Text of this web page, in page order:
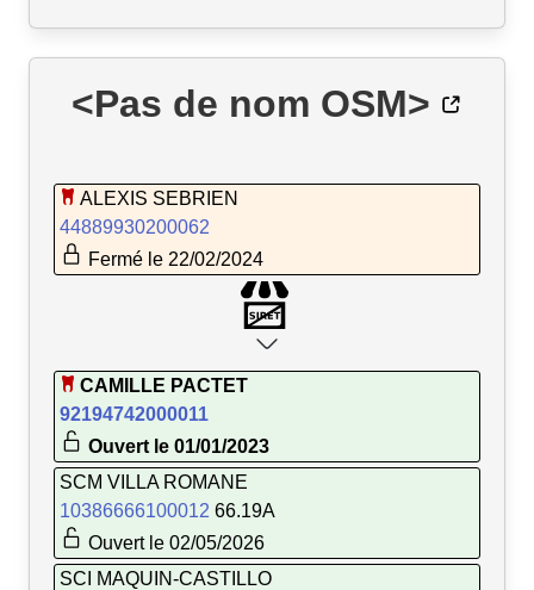
<Pas de nom OSM>
ALEXIS SEBRIEN
44889930200062
Fermé le 22/02/2024
CAMILLE PACTET
92194742000011
Ouvert le 01/01/2023
SCM VILLA ROMANE
10386666100012 66.19A
Ouvert le 02/05/2026
SCI MAQUIN-CASTILLO